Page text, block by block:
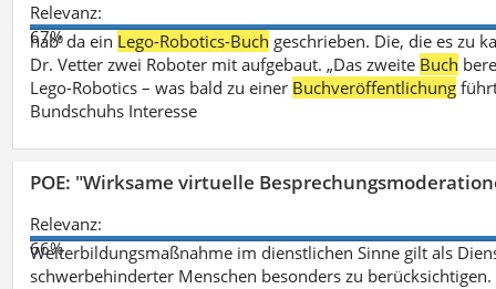
Relevanz:
67%
hab‘ da ein Lego-Robotics-Buch geschrieben. Die, die es zu
Dr. Vetter zwei Roboter mit aufgebaut. „Das zweite Buch
Lego-Robotics – was bald zu einer Buchveröffentlichung
Bundschuhs Interesse
POE: "Wirksame virtuelle
Relevanz:
66%
Weiterbildungsmaßnahme im dienstlichen Sinne gilt als
schwerbehinderter Menschen besonders zu berücksichtigen.